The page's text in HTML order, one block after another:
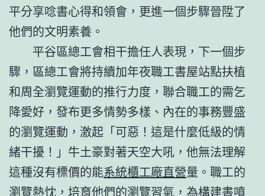
平分享唸書心得和領會，更進一個步驟晉陞了
他們的文明素養。
平谷區總工會相干擔任人表現，下一個步
驟，區總工會將持續加年夜職工書屋站點扶植
和周全瀏覽運動的推行力度，聯合職工的需乞
降愛好，發布更多情勢多樣、內在的事務豐盛
的瀏覽運動，激起「可惡！這是什麼低級的情
緒干擾！」牛土豪對著天空大吼，他無法理解
這種沒有標價的能系統櫃工廠直營量。職工的
瀏覽熱忱，培育他們的瀏覽習氣，為構建書噴